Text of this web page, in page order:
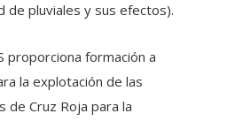
de pluviales y sus efectos).
proporciona formación a
la explotación de las
de Cruz Roja para la